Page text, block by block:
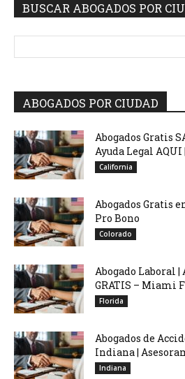
BUSCAR ABOGADOS POR
ABOGADOS POR CIUDAD
Abogados Gratis
Ayuda Legal AQUI
California
Abogados Gratis
Pro Bono
Colorado
Abogado Laboral |
GRATIS – Miami
Florida
Abogados de
Indiana |
Indiana